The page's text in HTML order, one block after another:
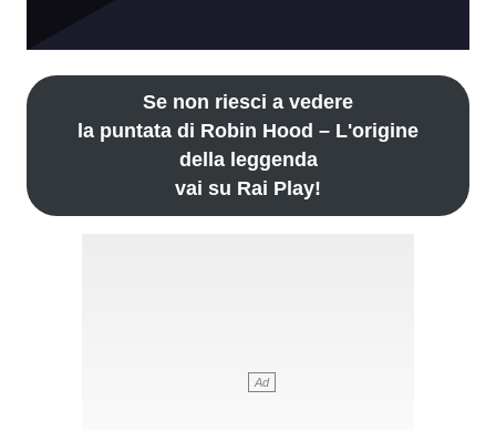
Se non riesci a vedere
la puntata di Robin Hood – L'origine
della leggenda
vai su Rai Play!